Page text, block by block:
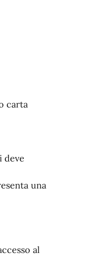
carta
deve
una
al